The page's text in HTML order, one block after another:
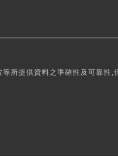
所提供資料之準確性及可靠性